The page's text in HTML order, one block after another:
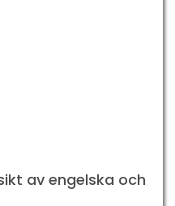
av engelska och